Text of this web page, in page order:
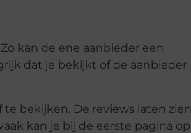
kan de ene aanbieder een
dat je bekijkt of de aanbieder
bekijken. De reviews laten zien
kan je bij de eerste pagina op